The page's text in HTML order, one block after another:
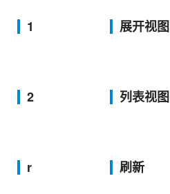
1 展开视图
2 列表视图
r 刷新